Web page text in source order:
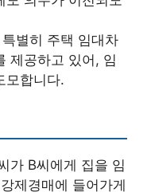
특별히 주택 임대차
제공하고 있어, 임
모합니다.
가 B씨에게 집을 임
제경매에 들어가게